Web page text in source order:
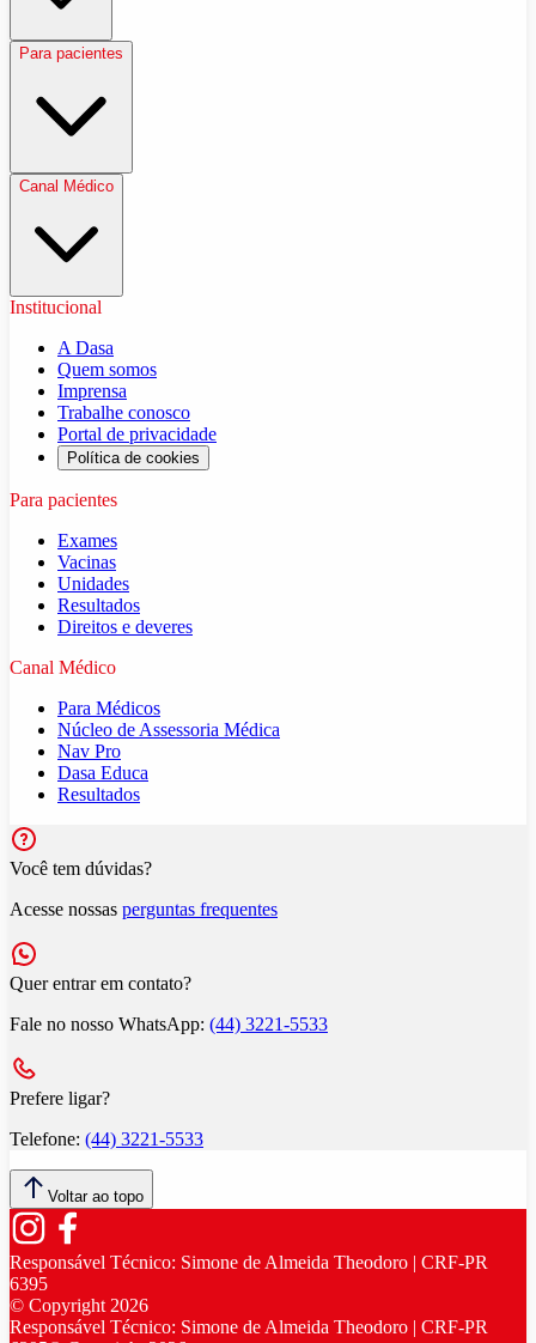
Para pacientes
Canal Médico
Institucional
A Dasa
Quem somos
Imprensa
Trabalhe conosco
Portal de privacidade
Política de cookies
Para pacientes
Exames
Vacinas
Unidades
Resultados
Direitos e deveres
Canal Médico
Para Médicos
Núcleo de Assessoria Médica
Nav Pro
Dasa Educa
Resultados
Você tem dúvidas?
Acesse nossas perguntas frequentes
Quer entrar em contato?
Fale no nosso WhatsApp: (44) 3221-5533
Prefere ligar?
Telefone: (44) 3221-5533
Voltar ao topo
Responsável Técnico: Simone de Almeida Theodoro | CRF-PR
6395
© Copyright 2026
Responsável Técnico: Simone de Almeida Theodoro | CRF-PR